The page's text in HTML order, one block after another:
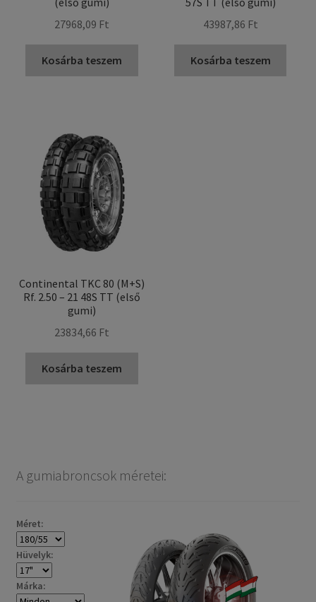
27968,09 Ft
Kosárba teszem
43987,86 Ft
Kosárba teszem
Continental TKC 80 (M+S)
Rf. 2.50 – 21 48S TT (első
gumi)
23834,66 Ft
Kosárba teszem
A gumiabroncsok méretei:
Méret:
Hüvelyk:
Márka: